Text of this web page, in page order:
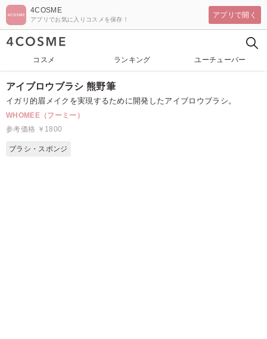
4COSME
アプリでお気に入りコスメを保存！
アプリで開く
コスメ ランキング ユーチューバー
アイブロウブラシ 熊野筆
イガリ的眉メイクを実現するために開発したアイブロウブラシ。
WHOMEE（フーミー）
参考価格 ￥1800
ブラシ・スポンジ